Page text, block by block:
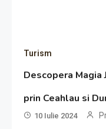
Turism
Descopera
prin Ceahlau si
10 Iulie 2024